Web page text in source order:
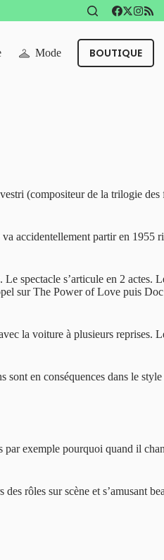
Mode BOUTIQUE
(compositeur de la trilogie des
accidentellement partir en 1955
spectacle s’articule en 2 actes.
sur The Power of Love puis
la voiture à plusieurs reprises.
en conséquences dans le
par exemple pourquoi quand il
rôles sur scène et s’amusant